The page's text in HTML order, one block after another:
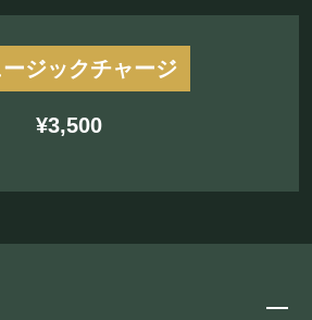
ージックチャージ
¥3,500